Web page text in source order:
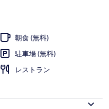
朝食 (無料)
駐車場 (無料)
レストラン